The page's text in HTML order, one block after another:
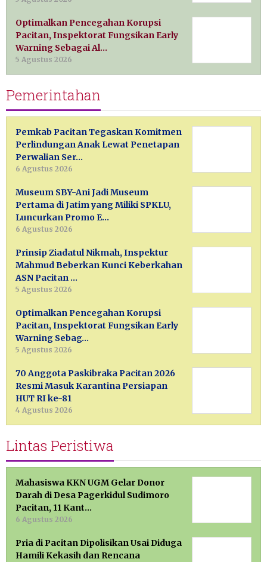
Optimalkan Pencegahan Korupsi
Pacitan, Inspektorat Fungsikan Early
Warning Sebagai Al…
5 Agustus 2026
Pemerintahan
Pemkab Pacitan Tegaskan Komitmen
Perlindungan Anak Lewat Penetapan
Perwalian Ser…
6 Agustus 2026
Museum SBY-Ani Jadi Museum
Pertama di Jatim yang Miliki SPKLU,
Luncurkan Promo E…
6 Agustus 2026
Prinsip Ziadatul Nikmah, Inspektur
Mahmud Beberkan Kunci Keberkahan
ASN Pacitan …
5 Agustus 2026
Optimalkan Pencegahan Korupsi
Pacitan, Inspektorat Fungsikan Early
Warning Sebag…
5 Agustus 2026
70 Anggota Paskibraka Pacitan 2026
Resmi Masuk Karantina Persiapan
HUT RI ke-81
4 Agustus 2026
Lintas Peristiwa
Mahasiswa KKN UGM Gelar Donor
Darah di Desa Pagerkidul Sudimoro
Pacitan, 11 Kant…
6 Agustus 2026
Pria di Pacitan Dipolisikan Usai Diduga
Hamili Kekasih dan Rencana